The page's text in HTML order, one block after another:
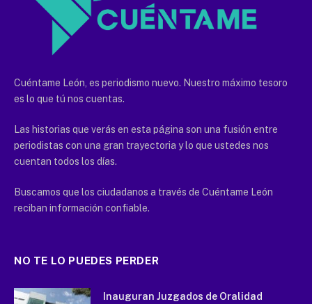
Cuéntame León, es periodismo nuevo. Nuestro máximo tesoro
es lo que tú nos cuentas.
Las historias que verás en esta página son una fusión entre
periodistas con una gran trayectoria y lo que ustedes nos
cuentan todos los días.
Buscamos que los ciudadanos a través de Cuéntame León
reciban información confiable.
NO TE LO PUEDES PERDER
Inauguran Juzgados de Oralidad